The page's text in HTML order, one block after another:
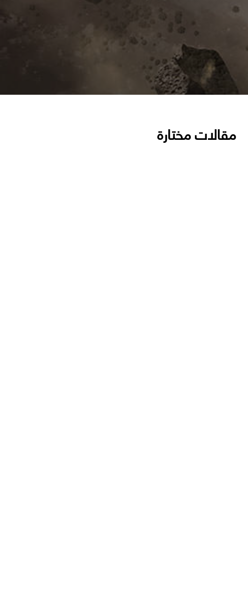
مقالات مختارة